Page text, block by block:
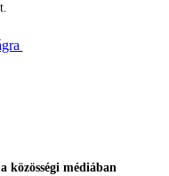
közösségi médiában